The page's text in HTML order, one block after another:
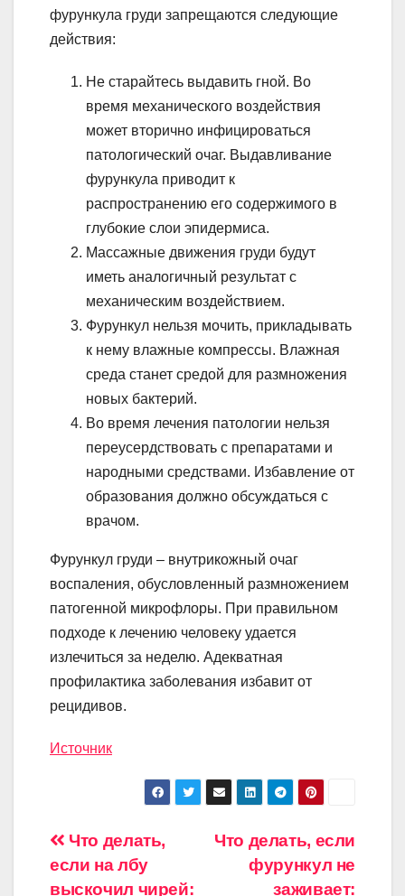
фурункула груди запрещаются следующие
действия:
Не старайтесь выдавить гной. Во
время механического воздействия
может вторично инфицироваться
патологический очаг. Выдавливание
фурункула приводит к
распространению его содержимого в
глубокие слои эпидермиса.
Массажные движения груди будут
иметь аналогичный результат с
механическим воздействием.
Фурункул нельзя мочить, прикладывать
к нему влажные компрессы. Влажная
среда станет средой для размножения
новых бактерий.
Во время лечения патологии нельзя
переусердствовать с препаратами и
народными средствами. Избавление от
образования должно обсуждаться с
врачом.
Фурункул груди – внутрикожный очаг
воспаления, обусловленный размножением
патогенной микрофлоры. При правильном
подходе к лечению человеку удается
излечиться за неделю. Адекватная
профилактика заболевания избавит от
рецидивов.
Источник
Навигация
по
Что делать, если
фурункул не
заживает:
Что делать,
если на лбу
выскочил чирей: